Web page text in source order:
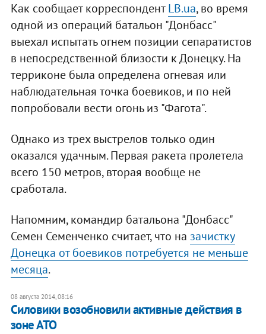
Как сообщает корреспондентLB.ua, во время
одной из операций батальон "Донбасс"
выехал испытать огнем позиции сепаратистов
в непосредственной близости к Донецку. На
терриконе была определена огневая или
наблюдательная точка боевиков, и по ней
попробовали вести огонь из "Фагота".
Однако из трех выстрелов только один
оказался удачным. Первая ракета пролетела
всего 150 метров, вторая вообще не
сработала.
Напомним, командир батальона "Донбасс"
Семен Семенченко считает, что на зачистку
Донецка от боевиков потребуется не меньше
месяца.
08 августа 2014, 08:16
Силовики возобновили активные действия в
зоне АТО